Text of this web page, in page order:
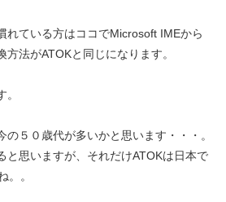
れている方はココでMicrosoft IMEから
法がATOKと同じになります。
の５０歳代が多いかと思います・・・。
と思いますが、それだけATOKは日本で
。。